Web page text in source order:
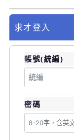
求才登入
帳號(統編)
密碼